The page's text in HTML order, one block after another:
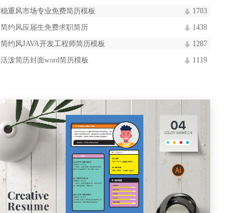
稳重风市场专业免费简历模板
1703
简约风应届生免费求职简历
1438
简约风JAVA开发工程师简历模板
1287
活泼简历封面word简历模板
1119